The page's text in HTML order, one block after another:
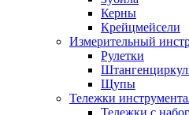
Керны
Крейцмейсели
Измерительный
Рулетки
Щупы
Тележки
Тележки с